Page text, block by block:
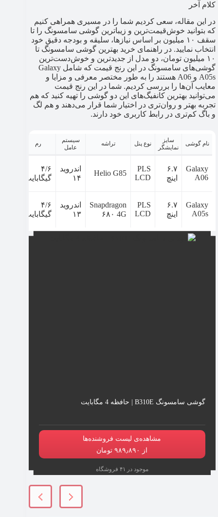
کلام آخر
در این مقاله، سعی کردیم شما را در مسیری همراهی کنیم
که بتوانید خوش‌قیمت‌ترین و زیباترین گوشی سامسونگ را تا
سقف ۱۰ میلیون بر اساس نیازها، سلیقه و بودجه دقیق خود
انتخاب نمایید. در راهنمای خرید بهترین گوشی سامسونگ تا
۱۰ میلیون تومان، دو مدل از جدیدترین و خوش‌دست‌ترین
گوشی‌های سامسونگ در این رنج قیمت که شامل Galaxy
A05s و A06 هستند را به طور مختصر معرفی و مزایا و
معایب آن‌ها را بررسی کردیم. شما در این رنج قیمت
می‌توانید بهترین کانفیگ‌های این دو گوشی را تهیه کنید که هم
تجربه بهتر و روان‌تری در اختیار شما قرار می‌دهند و هم لگ
و باگ کم‌تری در رابط کاربری خود دارند.
نام گوشی
سایز
نمایشگر
نوع پنل تراشه
سیستم
عامل
رم
Galaxy
A06
۶.۷
اینچ
PLS
LCD
Helio G85
اندروید
۱۴
۴/۶
گیگابایت
Galaxy
A05s
۶.۷
اینچ
PLS
LCD
Snapdragon
۶۸۰ 4G
اندروید
۱۳
۴/۶
گیگابایت
گوشی سامسونگ B310E | حافظه 4 مگابایت
مشاهده‌ی لیست فروشنده‌ها
از ۹۸۹٫۸۹۰ تومان
موجود در ۴۱ فروشگاه